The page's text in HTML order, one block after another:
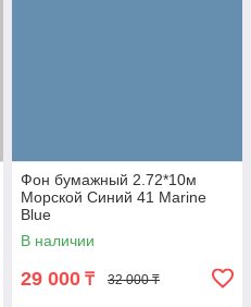
Фон бумажный 2.72*10м
Морской Синий 41 Marine
Blue
В наличии
29 000 ₸ 32 000 ₸